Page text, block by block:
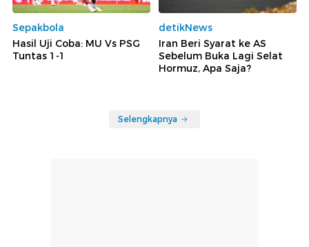
Sepakbola
Hasil Uji Coba: MU Vs PSG
Tuntas 1-1
detikNews
Iran Beri Syarat ke AS
Sebelum Buka Lagi Selat
Hormuz, Apa Saja?
Selengkapnya